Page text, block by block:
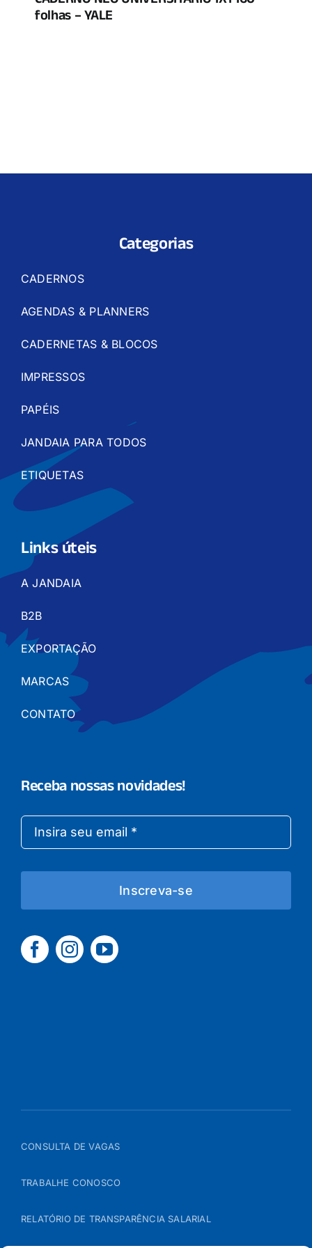
folhas – YALE
Categorias
CADERNOS
AGENDAS & PLANNERS
CADERNETAS & BLOCOS
IMPRESSOS
PAPÉIS
JANDAIA PARA TODOS
ETIQUETAS
Links úteis
A JANDAIA
B2B
EXPORTAÇÃO
MARCAS
CONTATO
Receba nossas novidades!
Inscreva-se
CONSULTA DE VAGAS
TRABALHE CONOSCO
RELATÓRIO DE TRANSPARÊNCIA SALARIAL